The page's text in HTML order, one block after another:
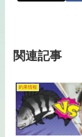
関連記事
釣果情報